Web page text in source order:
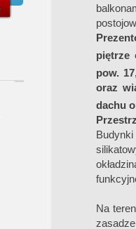
piętrze
pow.
oraz
dachu
Na